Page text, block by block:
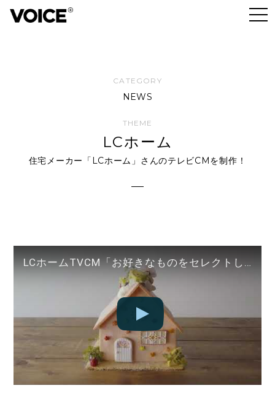
NEWS
LCホーム
住宅メーカー「LCホーム」さんのテレビCMを制作！
LCホームTVCM「お好きなものをセレクトしてこの価格」篇